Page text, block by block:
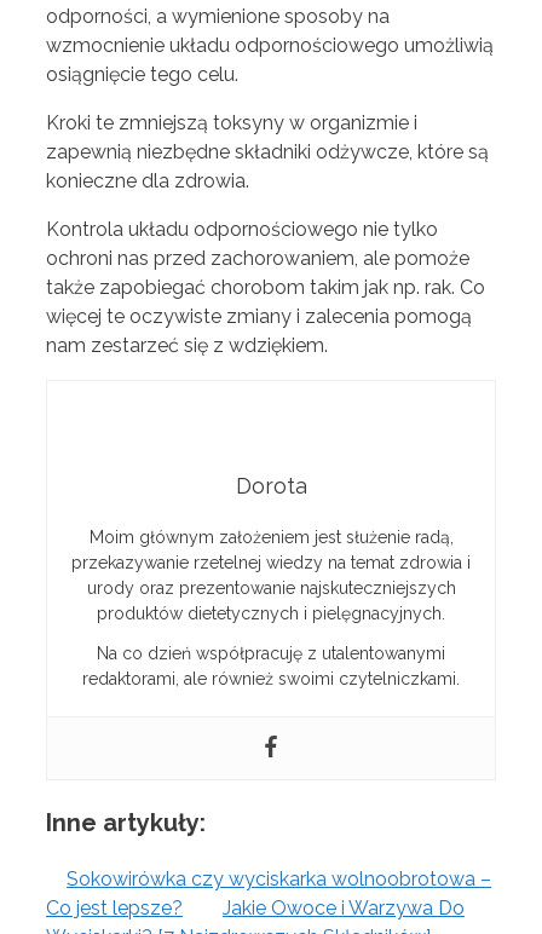
odporności, a wymienione sposoby na
wzmocnienie układu odpornościowego umożliwią
osiągnięcie tego celu.
Kroki te zmniejszą toksyny w organizmie i
zapewnią niezbędne składniki odżywcze, które są
konieczne dla zdrowia.
Kontrola układu odpornościowego nie tylko
ochroni nas przed zachorowaniem, ale pomoże
także zapobiegać chorobom takim jak np. rak. Co
więcej te oczywiste zmiany i zalecenia pomogą
nam zestarzeć się z wdziękiem.
Dorota
Moim głównym założeniem jest służenie radą,
przekazywanie rzetelnej wiedzy na temat zdrowia i
urody oraz prezentowanie najskuteczniejszych
produktów dietetycznych i pielęgnacyjnych.
Na co dzień współpracuję z utalentowanymi
redaktorami, ale również swoimi czytelniczkami.
Inne artykuły:
Sokowirówka czy wyciskarka wolnoobrotowa –
Co jest lepsze?
Jakie Owoce i Warzywa Do